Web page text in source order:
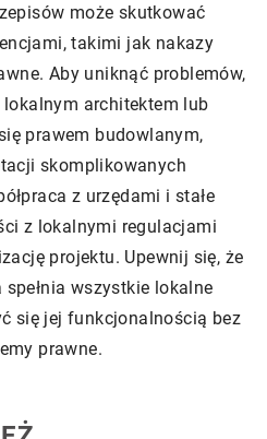
może skutkować
takimi jak nakazy
Aby uniknąć problemów,
architektem lub
prawem budowlanym,
skomplikowanych
z urzędami i stałe
z lokalnymi regulacjami
projektu. Upewnij się, że
wszystkie lokalne
się jej funkcjonalnością bez
prawne.